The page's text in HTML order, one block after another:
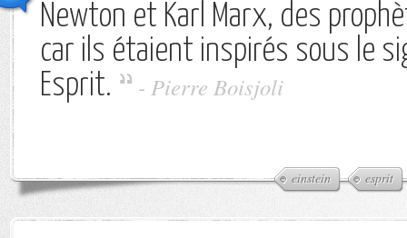
Newton et Karl Marx, des
car ils étaient inspirés sous le
Esprit.
- Pierre Boisjoli
einstein esprit